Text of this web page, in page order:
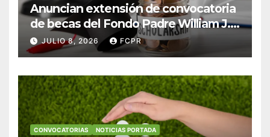
Anuncian extensión de convocatoria
de becas del Fondo Padre William J.
Hendricks, SJ para estudiantes del
Colegio San Ignacio
JULIO 8, 2026 FCPR
CONVOCATORIAS NOTICIAS PORTADA